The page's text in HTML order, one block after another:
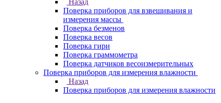
Назад
Поверка приборов для взвешивания и
измерения массы
Поверка безменов
Поверка весов
Поверка гири
Поверка граммометра
Поверка датчиков весоизмерительных
Поверка приборов для измерения влажности
Назад
Поверка приборов для измерения влажности